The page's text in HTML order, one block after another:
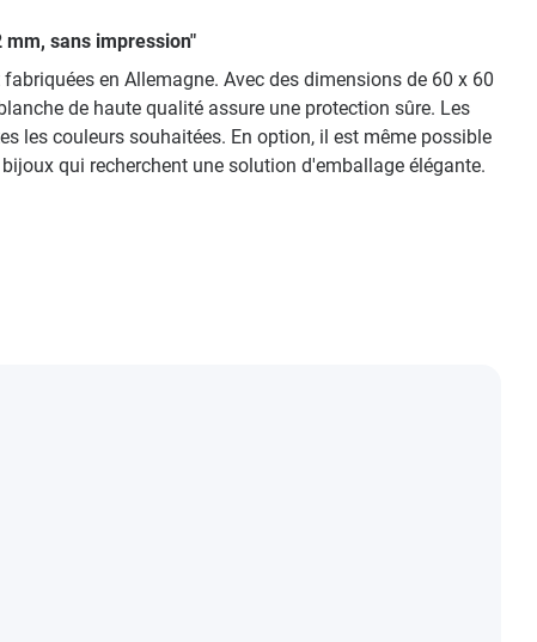
sans impression"
en Allemagne. Avec des dimensions de 60 x 60
de haute qualité assure une protection sûre. Les
les couleurs souhaitées. En option, il est même possible
qui recherchent une solution d'emballage élégante.